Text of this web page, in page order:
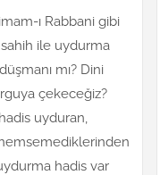
ı Rabbani gibi
ile uydurma
mı? Dini
çekeceğiz?
uyduran,
hadis var